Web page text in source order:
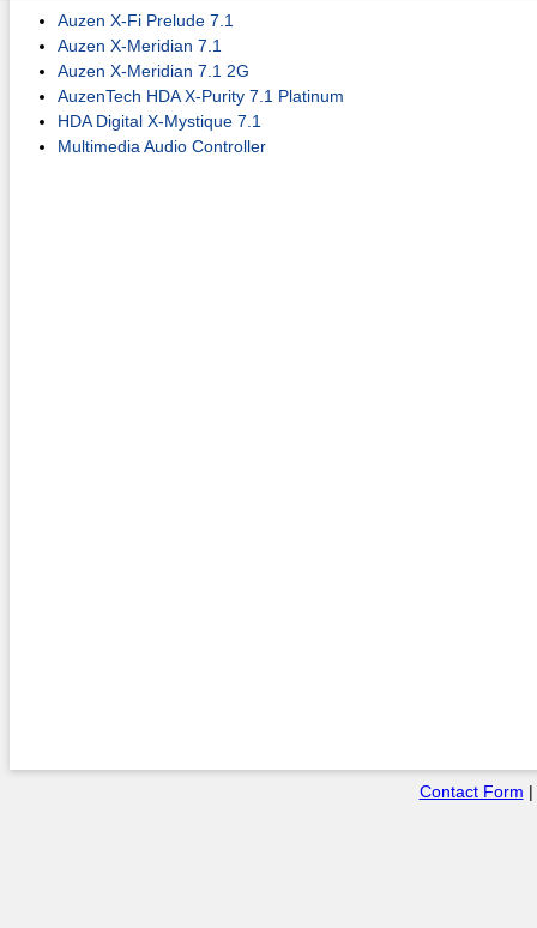
Auzen X-Fi Prelude 7.1
Auzen X-Meridian 7.1
Auzen X-Meridian 7.1 2G
AuzenTech HDA X-Purity 7.1 Platinum
HDA Digital X-Mystique 7.1
Multimedia Audio Controller
Contact Form |